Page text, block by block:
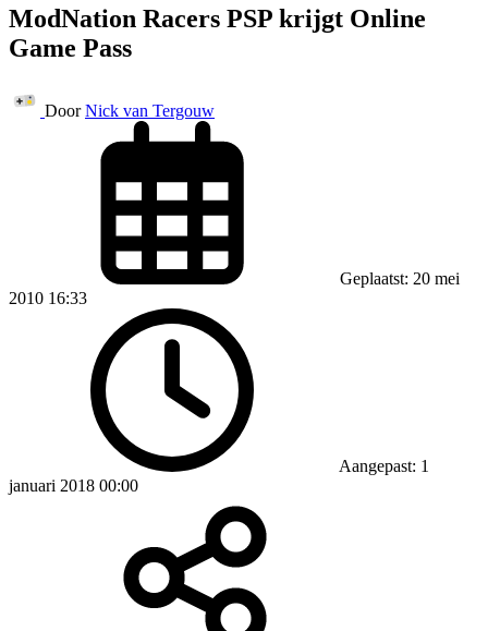
ModNation Racers PSP krijgt Online
Game Pass
Door Nick van Tergouw
Geplaatst: 20 mei
2010 16:33
Aangepast: 1
januari 2018 00:00